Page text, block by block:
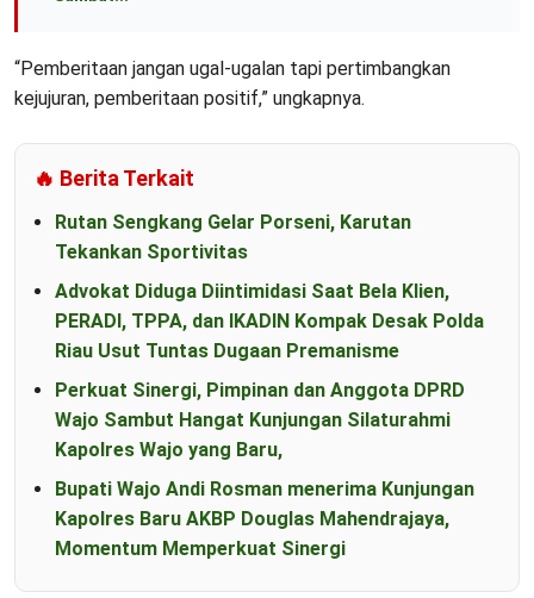
“Pemberitaan jangan ugal-ugalan tapi pertimbangkan
kejujuran, pemberitaan positif,” ungkapnya.
🔥 Berita Terkait
Rutan Sengkang Gelar Porseni, Karutan
Tekankan Sportivitas
Advokat Diduga Diintimidasi Saat Bela Klien,
PERADI, TPPA, dan IKADIN Kompak Desak Polda
Riau Usut Tuntas Dugaan Premanisme
Perkuat Sinergi, Pimpinan dan Anggota DPRD
Wajo Sambut Hangat Kunjungan Silaturahmi
Kapolres Wajo yang Baru,
Bupati Wajo Andi Rosman menerima Kunjungan
Kapolres Baru AKBP Douglas Mahendrajaya,
Momentum Memperkuat Sinergi